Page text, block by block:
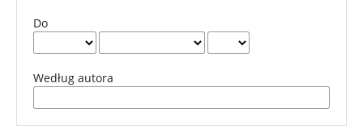
Do
Według autora